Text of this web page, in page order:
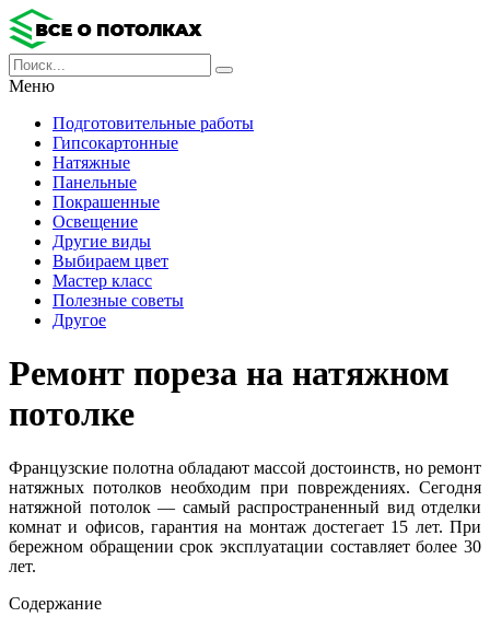
Меню
Подготовительные работы
Гипсокартонные
Натяжные
Панельные
Покрашенные
Освещение
Другие виды
Выбираем цвет
Мастер класс
Полезные советы
Другое
Ремонт пореза на натяжном
потолке
Французские полотна обладают массой достоинств, но ремонт
натяжных потолков необходим при повреждениях. Сегодня
натяжной потолок — самый распространенный вид отделки
комнат и офисов, гарантия на монтаж достегает 15 лет. При
бережном обращении срок эксплуатации составляет более 30
лет.
Содержание